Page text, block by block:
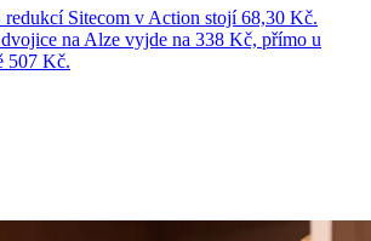
Sitecom v Action stojí 68,30 Kč.
na Alze vyjde na 338 Kč, přímo u
507 Kč.